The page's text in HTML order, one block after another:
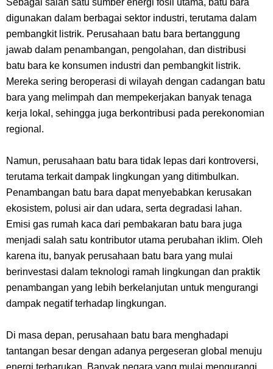
Caranya Disini
7 Fakta Elbaph One Piece, Menjadi Tempat Yang Sangat Ingin
Dikunjungi Usopp
7 Fakta Ivankov One Piece, Orang Yang Mampu Menipu Sensor
7 Klub Pertama Yang Menjuarai Liga Champions, Apa Klub Jagoan
Arti Bendera Palau, Negara Kepulauan Yang Berada Di Kawasan
Pasifik Barat
Cara Membuat Linktree Instagram, Sangat Mudah Untuk Kamu
Lakukan Sendiri
7 Fakta Gaban One Piece, Orang Yang Telah Memberikan Kunci Borgol
Milik Loki
Sebagai salah satu sumber energi fosil utama, batu bara
digunakan dalam berbagai sektor industri, terutama dalam
pembangkit listrik. Perusahaan batu bara bertanggung
jawab dalam penambangan, pengolahan, dan distribusi
batu bara ke konsumen industri dan pembangkit listrik.
Mereka sering beroperasi di wilayah dengan cadangan batu
bara yang melimpah dan mempekerjakan banyak tenaga
kerja lokal, sehingga juga berkontribusi pada perekonomian
regional.
Namun, perusahaan batu bara tidak lepas dari kontroversi,
terutama terkait dampak lingkungan yang ditimbulkan.
Penambangan batu bara dapat menyebabkan kerusakan
ekosistem, polusi air dan udara, serta degradasi lahan.
Emisi gas rumah kaca dari pembakaran batu bara juga
menjadi salah satu kontributor utama perubahan iklim. Oleh
karena itu, banyak perusahaan batu bara yang mulai
berinvestasi dalam teknologi ramah lingkungan dan praktik
penambangan yang lebih berkelanjutan untuk mengurangi
dampak negatif terhadap lingkungan.
Di masa depan, perusahaan batu bara menghadapi
tantangan besar dengan adanya pergeseran global menuju
energi terbarukan. Banyak negara yang mulai mengurangi